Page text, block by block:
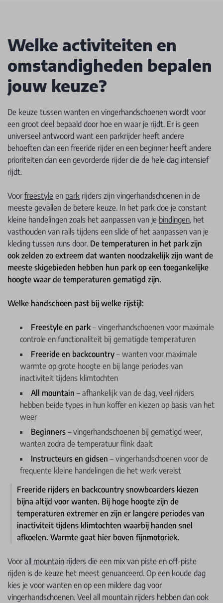
Welke activiteiten en
omstandigheden bepalen
jouw keuze?
De keuze tussen wanten en vingerhandschoenen wordt voor
een groot deel bepaald door hoe en waar je rijdt. Er is geen
universeel antwoord want een parkrijder heeft andere
behoeften dan een freeride rijder en een beginner heeft andere
prioriteiten dan een gevorderde rijder die de hele dag intensief
rijdt.
Voorfreestyle en park rijders zijn vingerhandschoenen in de
meeste gevallen de betere keuze. In het park doe je constant
kleine handelingen zoals het aanpassen van je bindingen, het
vasthouden van rails tijdens een slide of het aanpassen van je
kleding tussen runs door. De temperaturen in het park zijn
ook zelden zo extreem dat wanten noodzakelijk zijn want de
meeste skigebieden hebben hun park op een toegankelijke
hoogte waar de temperaturen gematigd zijn.
Welke handschoen past bij welke rijstijl:
Freestyle en park – vingerhandschoenen voor maximale
controle en functionaliteit bij gematigde temperaturen
Freeride en backcountry – wanten voor maximale
warmte op grote hoogte en bij lange periodes van
inactiviteit tijdens klimtochten
All mountain – afhankelijk van de dag, veel rijders
hebben beide types in hun koffer en kiezen op basis van het
weer
Beginners – vingerhandschoenen bij gematigd weer,
wanten zodra de temperatuur flink daalt
Instructeurs en gidsen – vingerhandschoenen voor de
frequente kleine handelingen die het werk vereist
Freeride rijders en backcountry snowboarders kiezen
bijna altijd voor wanten. Bij hoge hoogte zijn de
temperaturen extremer en zijn er langere periodes van
inactiviteit tijdens klimtochten waarbij handen snel
afkoelen. Warmte gaat hier boven fijnmotoriek.
Voorall mountain rijders die een mix van piste en off-piste
rijden is de keuze het meest genuanceerd. Op een koude dag
kies je voor wanten en op een mildere dag voor
vingerhandschoenen. Veel all mountain rijders hebben dan ook